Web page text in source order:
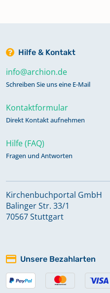
Hilfe & Kontakt
info@archion.de
Schreiben Sie uns eine E-Mail
Kontaktformular
Direkt Kontakt aufnehmen
Hilfe (FAQ)
Fragen und Antworten
Kirchenbuchportal GmbH
Balinger Str. 33/1
70567 Stuttgart
Unsere Bezahlarten